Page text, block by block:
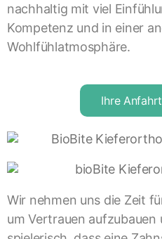
nachhaltig mit viel
Kompetenz und in einer
Wohlfühlatmosphäre.
Ihre
Wir nehmen uns die Zeit
um Vertrauen aufzubauen